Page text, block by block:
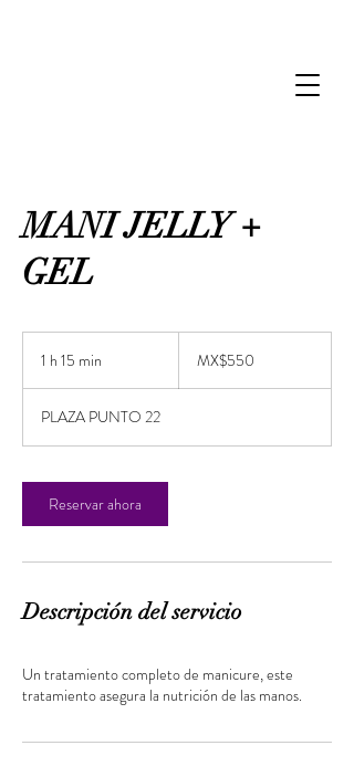
MANI JELLY +
GEL
1 h 15 min
5
i
n
pesosMX$550
PLAZA PUNTO 22
Reservar ahora
Descripción del servicio
Un tratamiento completo de manicure, este
tratamiento asegura la nutrición de las manos.